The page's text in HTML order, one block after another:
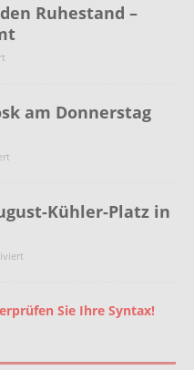
Ruhestand –
am Donnerstag
Kühler-Platz in
Sie Ihre Syntax!